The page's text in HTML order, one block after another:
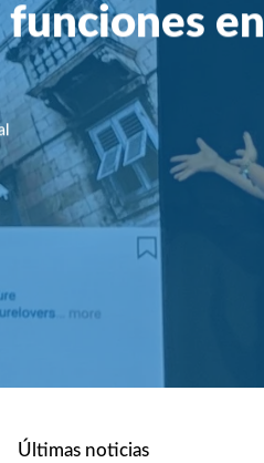
funciones en
Últimas noticias